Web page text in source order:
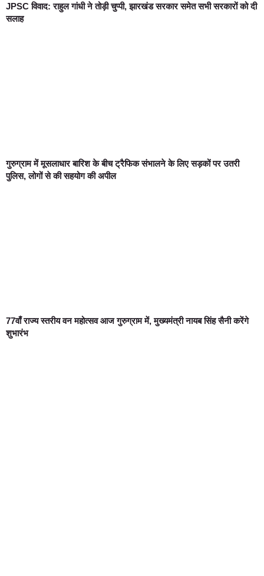
JPSC विवाद: राहुल गांधी ने तोड़ी चुप्पी, झारखंड सरकार समेत सभी सरकारों को दी
सलाह
गुरुग्राम में मूसलाधार बारिश के बीच ट्रैफिक संभालने के लिए सड़कों पर उतरी
पुलिस, लोगों से की सहयोग की अपील
77वाँ राज्य स्तरीय वन महोत्सव आज गुरुग्राम में, मुख्यमंत्री नायब सिंह सैनी करेंगे
शुभारंभ